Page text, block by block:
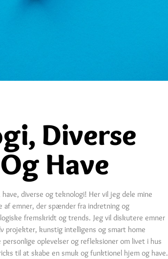
Diverse
Have
diverse og teknologi! Her vil jeg dele mine
af emner, der spænder fra indretning og
fremskridt og trends. Jeg vil diskutere emner
projekter, kunstig intelligens og smart home
oplevelser og refleksioner om livet i hus
til at skabe en smuk og funktionel hjem og have.